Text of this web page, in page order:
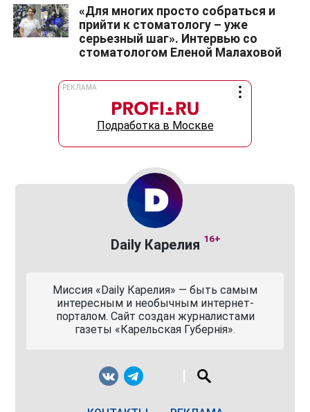
«Для многих просто собраться и
прийти к стоматологу – уже
серьезный шаг». Интервью со
стоматологом Еленой Малаховой
РЕКЛАМА
Подработка в Москве
Daily Карелия 16+
Миссия «Daily Карелия» — быть самым
интересным и необычным интернет-
порталом. Сайт создан журналистами
газеты «Карельская Губернiя».